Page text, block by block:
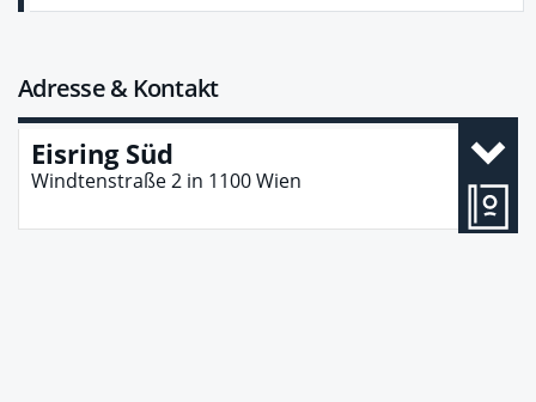
Adresse & Kontakt
Eisring Süd
Windtenstraße 2 in 1100Wien